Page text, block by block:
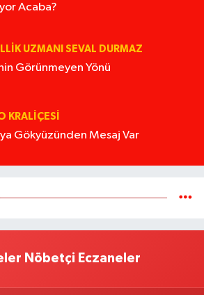
Acaba?
UZMANI SEVAL DURMAZ
Görünmeyen Yönü
KRALIÇESI
Gökyüzünden Mesaj Var
Nöbetçi Eczaneler